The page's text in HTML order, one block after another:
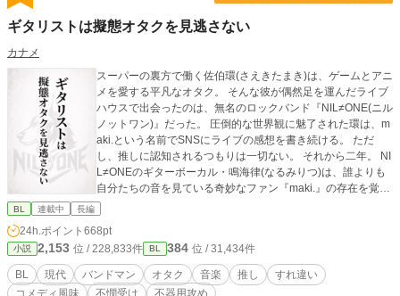
ギタリストは擬態オタクを見逃さない
カナメ
スーパーの裏方で働く佐伯環(さえきたまき)は、ゲームとアニ
メを愛する平凡なオタク。 そんな彼が偶然足を運んだライブ
ハウスで出会ったのは、無名のロックバンド『NIL≠ONE(ニル
ノットワン)』だった。 圧倒的な世界観に魅了された環は、m
aki.という名前でSNSにライブの感想を書き続ける。 ただ
し、推しに認知されるつもりは一切ない。 それから二年。 NI
L≠ONEのギターボーカル・鳴海律(なるみりつ)は、誰よりも
自分たちの音を見ている奇妙なファン『maki.』の存在を覚え
ていた。 そして偶然出会った一人の男の言葉に、聞き覚えな
りたくない擬態オタクと、二年間その言葉を読んでいたギタ
リスト。 見つけたところから始まる、ギタリスト×古参オタ
クのBL。 ※登場人物は全員成人です。 ※音楽・ライブハウ
ス等に関する描写は創作上の表現を含みます。
BL 連載中 長編
24h.ポイント 668pt
小説 2,153 位 / 228,833件 BL 384 位 / 31,434件
BL 現代 バンドマン オタク 音楽 推し
すれ違い
コメディ風味
不憫受け 不器用攻め